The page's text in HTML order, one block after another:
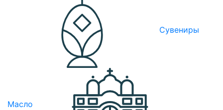
Сувениры
Масло